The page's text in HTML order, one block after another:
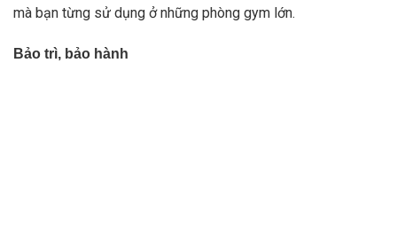
mà bạn từng sử dụng ở những phòng gym lớn.
Bảo trì, bảo hành